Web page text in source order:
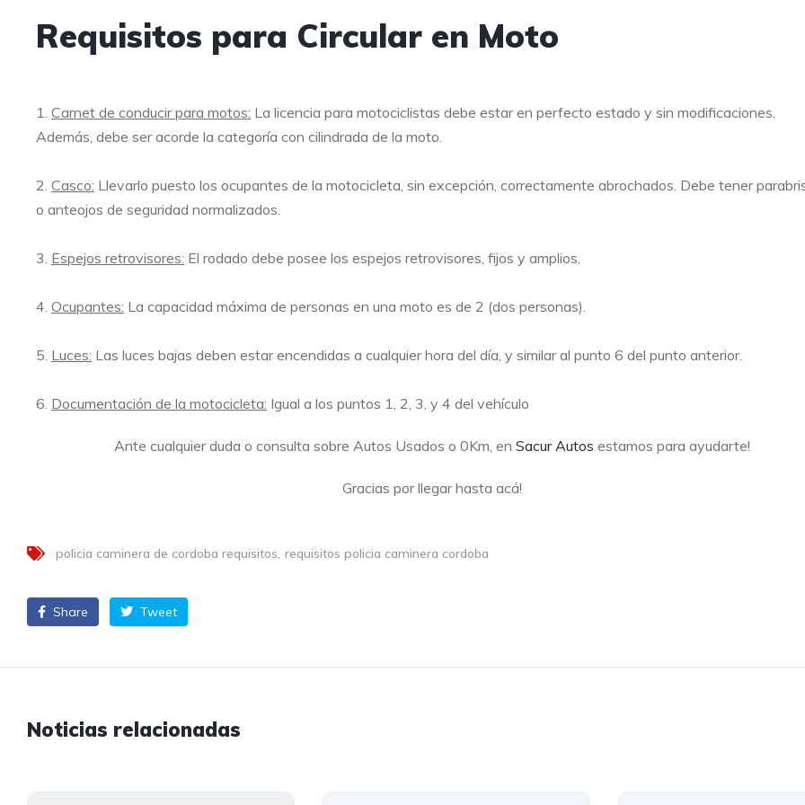
Requisitos para Circular en Moto
1. Carnet de conducir para motos: La licencia para motociclistas debe estar en perfecto estado y sin modificaciones.
Además, debe ser acorde la categoría con cilindrada de la moto.
2. Casco: Llevarlo puesto los ocupantes de la motocicleta, sin excepción, correctamente abrochados. Debe tener
o anteojos de seguridad normalizados.
3. Espejos retrovisores: El rodado debe posee los espejos retrovisores, fijos y amplios.
4. Ocupantes: La capacidad máxima de personas en una moto es de 2 (dos personas).
5. Luces: Las luces bajas deben estar encendidas a cualquier hora del día, y similar al punto 6 del punto anterior.
6. Documentación de la motocicleta: Igual a los puntos 1, 2, 3, y 4 del vehículo
Ante cualquier duda o consulta sobre Autos Usados o 0Km, enSacur Autos estamos para ayudarte!
Gracias por llegar hasta acá!
policia caminera de cordoba requisitos requisitos policia caminera cordoba
Share Tweet
Noticias relacionadas